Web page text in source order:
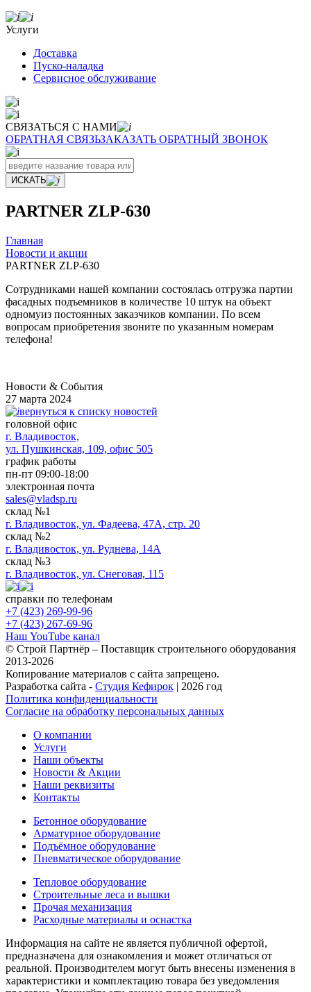
Услуги
Доставка
Пуско-наладка
Сервисное обслуживание
СВЯЗАТЬСЯ С НАМИ
ОБРАТНАЯ СВЯЗЬЗАКАЗАТЬ ОБРАТНЫЙ ЗВОНОК
ИСКАТЬ
PARTNER ZLP-630
Главная
Новости и акции
PARTNER ZLP-630
Сотрудниками нашей компании состоялась отгрузка партии
фасадных подъемников в количестве 10 штук на объект
одномуиз постоянных заказчиков компании. По всем
вопросам приобретения звоните по указанным номерам
телефона!
Новости & Cобытия
27 марта 2024
вернуться к списку новостей
головной офис
​г. Владивосток,
ул. Пушкинская, 109, офис 505
график работы
пн-пт 09:00-18:00
электронная почта
sales@vladsp.ru
склад №1
г. Владивосток, ул. Фадеева, 47А, стр. 20
склад №2
г. Владивосток, ул. Руднева, 14А
склад №3
г. Владивосток, ул. Снеговая, 115
справки по телефонам
+7 (423) 269-99-96
+7 (423) 267-69-96
Наш YouTube канал
© Строй Партнёр – Поставщик строительного оборудования
2013-2026
Копирование материалов с сайта запрещено.
Разработка сайта - Студия Кефирок | 2026 год
Политика конфиденциальности
Согласие на обработку персональных данных
О компании
Услуги
Наши объекты
Новости & Акции
Наши реквизиты
Контакты
Бетонное оборудование
Арматурное оборудование
Подъёмное оборудование
Пневматическое оборудование
Тепловое оборудование
Строительные леса и вышки
Прочая механизация
Расходные материалы и оснастка
Информация на сайте не является публичной офертой,
предназначена для ознакомления и может отличаться от
реальной. Производителем могут быть внесены изменения в
характеристики и комплектацию товара без уведомления